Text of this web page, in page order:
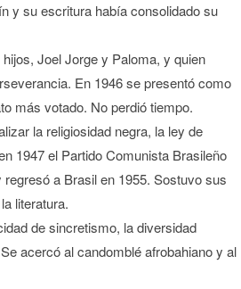
y su escritura había consolidado su
Joel Jorge y Paloma, y quien
En 1946 se presentó como
más votado. No perdió tiempo.
la religiosidad negra, la ley de
1947 el Partido Comunista Brasileño
a Brasil en 1955. Sostuvo sus
literatura.
de sincretismo, la diversidad
acercó al candomblé afrobahiano y al